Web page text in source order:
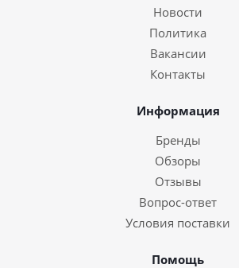
Новости
Политика
Вакансии
Контакты
Информация
Бренды
Обзоры
Отзывы
Вопрос-ответ
Условия поставки
Помощь